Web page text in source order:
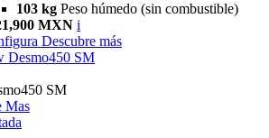
103 kg Peso húmedo (sin combustible)
MXN i
Descubre más
Desmo450 SM
SM
Mas